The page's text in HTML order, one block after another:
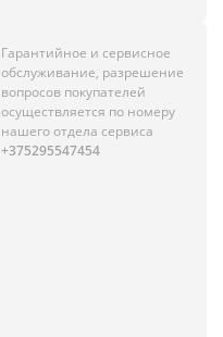
Гарантийное и сервисное
обслуживание, разрешение
вопросов покупателей
осуществляется по номеру
нашего отдела сервиса
+375295547454